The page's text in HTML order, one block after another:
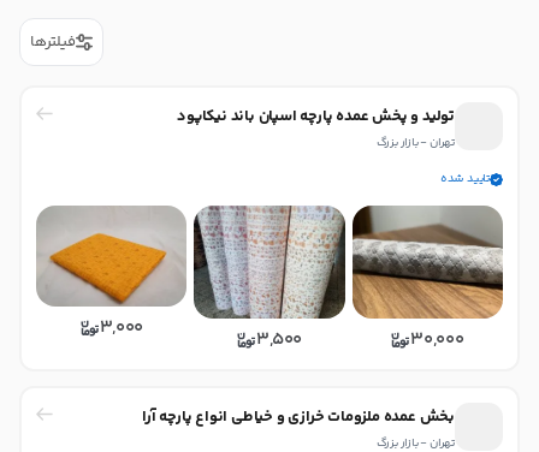
فیلترها
تولید و پخش عمده پارچه اسپان باند نیکاپود
تهران - بازار بزرگ
تایید شده
30,000
3,500
3,000
بخش عمده ملزومات خرازی و خیاطی انواع پارچه آرا
تهران - بازار بزرگ